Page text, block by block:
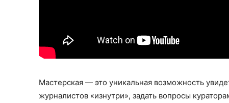
Мастерская — это уникальная возможность
журналистов «изнутри», задать вопросы